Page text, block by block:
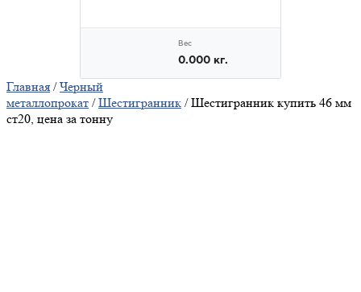
Главная /Черный
металлопрокат /Шестигранник / Шестигранник купить 46 мм
ст20, цена за тонну